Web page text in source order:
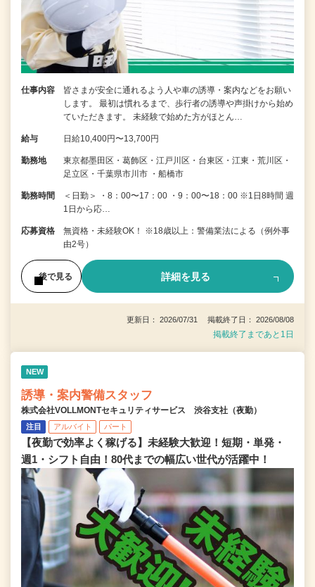
仕事内容
皆さまが安全に通れるよう人や車の誘導・案内などをお願い
します。 最初は慣れるまで、歩行者の誘導や声掛けから始め
ていただきます。 未経験で始めた方がほとん…
給与 日給10,400円〜13,700円
勤務地
東京都墨田区・葛飾区・江戸川区・台東区・江東・荒川区・
足立区・千葉県市川市 ・船橋市
勤務時間
＜日勤＞ ・8：00〜17：00 ・9：00〜18：00 ※1日8時間 週
1日から応…
応募資格
無資格・未経験OK！ ※18歳以上：警備業法による（例外事
由2号）
後で見る 詳細を見る
更新日： 2026/07/31 掲載終了日： 2026/08/08
掲載終了まであと1日
NEW
誘導・案内警備スタッフ
株式会社VOLLMONTセキュリティサービス 渋谷支社（夜勤）
注目 アルバイト パート
【夜勤で効率よく稼げる】未経験大歓迎！短期・単発・
週1・シフト自由！80代までの幅広い世代が活躍中！